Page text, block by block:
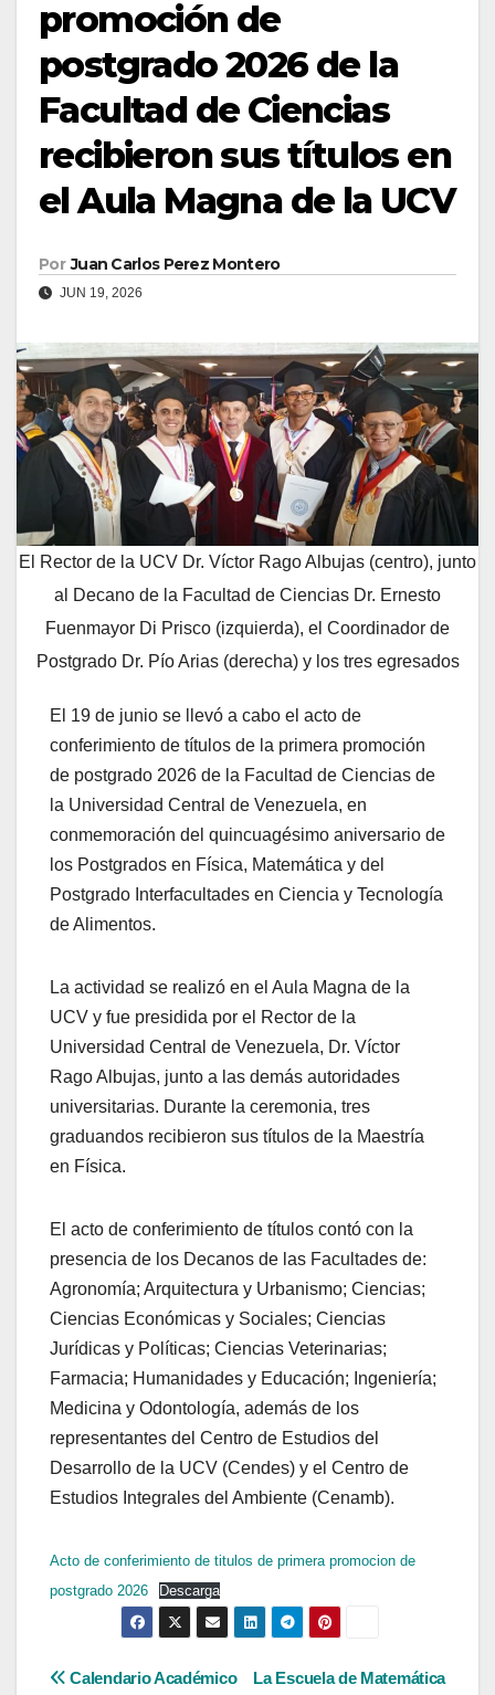
promoción de
postgrado 2026 de la
Facultad de Ciencias
recibieron sus títulos en
el Aula Magna de la UCV
Por Juan Carlos Perez Montero
JUN 19, 2026
El Rector de la UCV Dr. Víctor Rago Albujas (centro), junto
al Decano de la Facultad de Ciencias Dr. Ernesto
Fuenmayor Di Prisco (izquierda), el Coordinador de
Postgrado Dr. Pío Arias (derecha) y los tres egresados
El 19 de junio se llevó a cabo el acto de
conferimiento de títulos de la primera promoción
de postgrado 2026 de la Facultad de Ciencias de
la Universidad Central de Venezuela, en
conmemoración del quincuagésimo aniversario de
los Postgrados en Física, Matemática y del
Postgrado Interfacultades en Ciencia y Tecnología
de Alimentos.
La actividad se realizó en el Aula Magna de la
UCV y fue presidida por el Rector de la
Universidad Central de Venezuela, Dr. Víctor
Rago Albujas, junto a las demás autoridades
universitarias. Durante la ceremonia, tres
graduandos recibieron sus títulos de la Maestría
en Física.
El acto de conferimiento de títulos contó con la
presencia de los Decanos de las Facultades de:
Agronomía; Arquitectura y Urbanismo; Ciencias;
Ciencias Económicas y Sociales; Ciencias
Jurídicas y Políticas; Ciencias Veterinarias;
Farmacia; Humanidades y Educación; Ingeniería;
Medicina y Odontología, además de los
representantes del Centro de Estudios del
Desarrollo de la UCV (Cendes) y el Centro de
Estudios Integrales del Ambiente (Cenamb).
Acto de conferimiento de titulos de primera promocion de
postgrado 2026
Descarga
Navegación
La Escuela de Matemática
Calendario Académico